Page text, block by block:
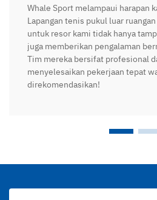
Whale Sport melampaui harapan
Lapangan tenis pukul luar
untuk resor kami tidak hanya
juga memberikan pengalaman
Tim mereka bersifat profesional
menyelesaikan pekerjaan tepat
direkomendasikan!